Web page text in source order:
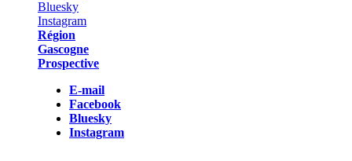
Région
Gascogne
Prospective
E-mail
Facebook
Bluesky
Instagram